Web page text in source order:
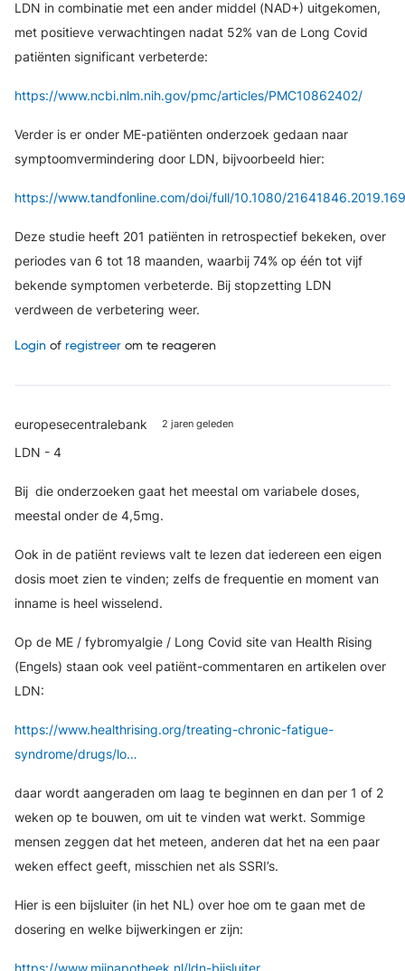
LDN in combinatie met een ander middel (NAD+) uitgekomen,
met positieve verwachtingen nadat 52% van de Long Covid
patiënten significant verbeterde:
https://www.ncbi.nlm.nih.gov/pmc/articles/PMC10862402/
Verder is er onder ME-patiënten onderzoek gedaan naar
symptoomvermindering door LDN, bijvoorbeeld hier:
https://www.tandfonline.com/doi/full/10.1080/
Deze studie heeft 201 patiënten in retrospectief bekeken, over
periodes van 6 tot 18 maanden, waarbij 74% op één tot vijf
bekende symptomen verbeterde. Bij stopzetting LDN
verdween de verbetering weer.
Login of registreer om te reageren
europesecentralebank 2 jaren geleden
LDN - 4
Bij die onderzoeken gaat het meestal om variabele doses,
meestal onder de 4,5mg.
Ook in de patiënt reviews valt te lezen dat iedereen een eigen
dosis moet zien te vinden; zelfs de frequentie en moment van
inname is heel wisselend.
Op de ME / fybromyalgie / Long Covid site van Health Rising
(Engels) staan ook veel patiënt-commentaren en artikelen over
LDN:
https://www.healthrising.org/treating-chronic-fatigue-
syndrome/drugs/lo…
daar wordt aangeraden om laag te beginnen en dan per 1 of 2
weken op te bouwen, om uit te vinden wat werkt. Sommige
mensen zeggen dat het meteen, anderen dat het na een paar
weken effect geeft, misschien net als SSRI’s.
Hier is een bijsluiter (in het NL) over hoe om te gaan met de
dosering en welke bijwerkingen er zijn: